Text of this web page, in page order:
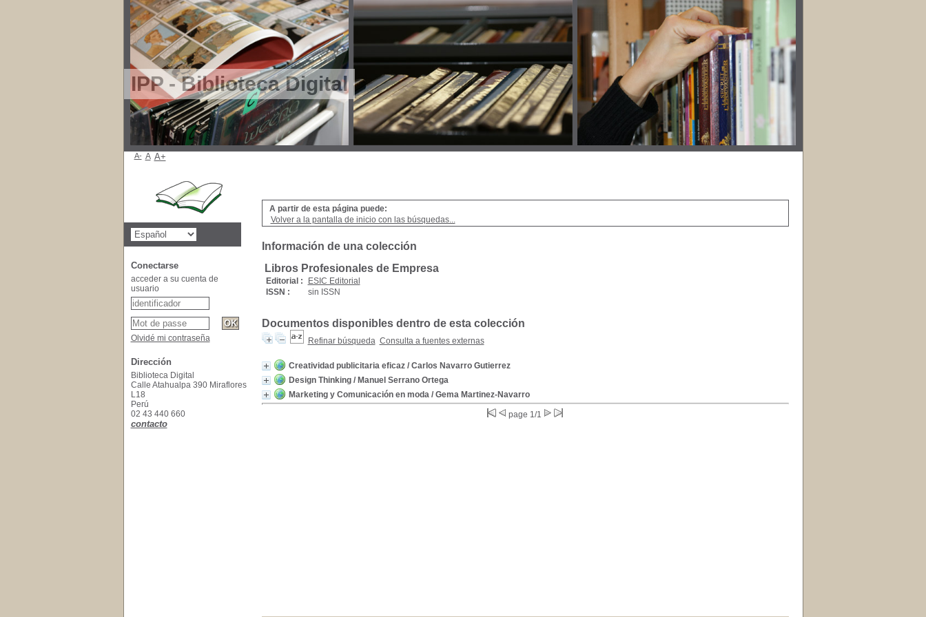
IPP - Biblioteca Digital
A partir de esta página puede:
Volver a la pantalla de inicio con las búsquedas...
Información de una colección
Libros Profesionales de Empresa
Editorial :
ESIC Editorial
ISSN :
sin ISSN
Documentos disponibles dentro de esta colección
Refinar búsqueda Consulta a fuentes externas
Creatividad publicitaria eficaz/ Carlos Navarro Gutierrez
Design Thinking/ Manuel Serrano Ortega
Marketing y Comunicación en moda/ Gema Martinez-Navarro
page 1/1
A- A A+
Conectarse
acceder a su cuenta de
usuario
Olvidé mi contraseña
Dirección
Biblioteca Digital
Calle Atahualpa 390 Miraflores
L18
Perú
02 43 440 660
contacto